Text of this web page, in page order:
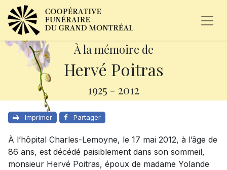
À la mémoire de
Hervé Poitras
1925 - 2012
Imprimer Partager
À l’hôpital Charles-Lemoyne, le 17 mai 2012, à l’âge de
86 ans, est décédé paisiblement dans son sommeil,
monsieur Hervé Poitras, époux de madame Yolande